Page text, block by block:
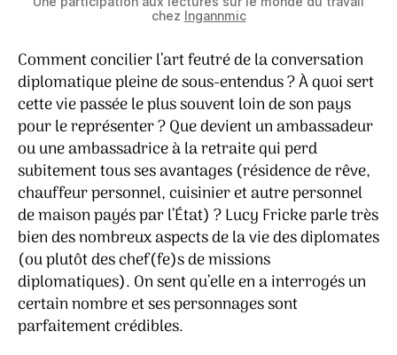
chez Ingannmic
Comment concilier l’art feutré de la conversation
diplomatique pleine de sous-entendus ? À quoi sert
cette vie passée le plus souvent loin de son pays
pour le représenter ? Que devient un ambassadeur
ou une ambassadrice à la retraite qui perd
subitement tous ses avantages (résidence de rêve,
chauffeur personnel, cuisinier et autre personnel
de maison payés par l’État) ? Lucy Fricke parle très
bien des nombreux aspects de la vie des diplomates
(ou plutôt des chef(fe)s de missions
diplomatiques). On sent qu’elle en a interrogés un
certain nombre et ses personnages sont
parfaitement crédibles.